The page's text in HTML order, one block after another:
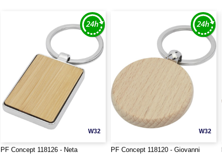
W32
PF Concept 118126 - Neta
W32
PF Concept 118120 - Giovanni